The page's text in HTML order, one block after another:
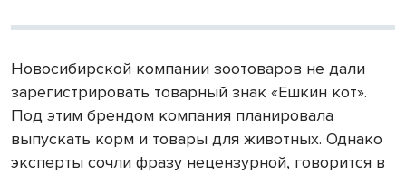
Новосибирской компании зоотоваров не дали
зарегистрировать товарный знак «Ешкин кот».
Под этим брендом компания планировала
выпускать корм и товары для животных. Однако
эксперты сочли фразу нецензурной, говорится в